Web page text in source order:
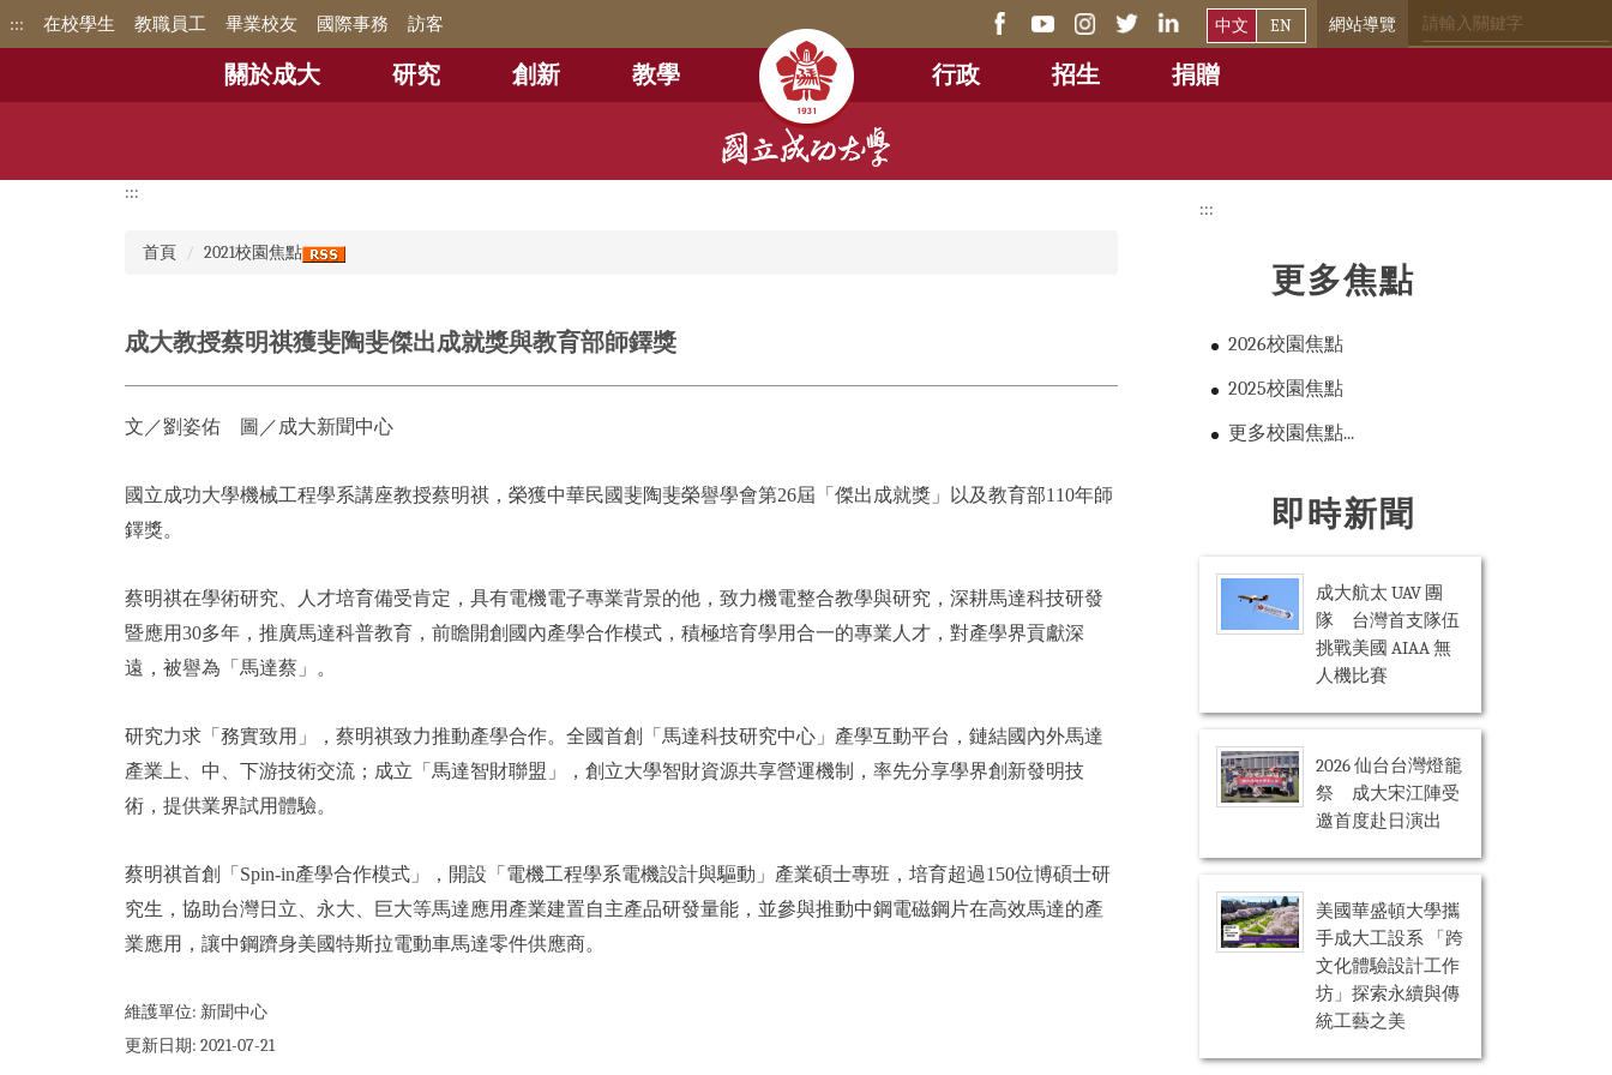
跳
::: 在校學生 教職員工 畢業校友 國際事務 訪客 網站導覽
關於成大 研究 創新 教學 行政 招生 捐贈
中文 EN
:::
首頁 2021校園焦點
成大教授蔡明祺獲斐陶斐傑出成就獎與教育部師鐸獎
文／劉姿佑 圖／成大新聞中心
國立成功大學機械工程學系講座教授蔡明祺，榮獲中華民國斐陶斐榮譽學會第26屆「傑出成就獎」以及教育部110年師
鐸獎。
蔡明祺在學術研究、人才培育備受肯定，具有電機電子專業背景的他，致力機電整合教學與研究，深耕馬達科技研發
暨應用30多年，推廣馬達科普教育，前瞻開創國內產學合作模式，積極培育學用合一的專業人才，對產學界貢獻深
遠，被譽為「馬達蔡」。
研究力求「務實致用」，蔡明祺致力推動產學合作。全國首創「馬達科技研究中心」產學互動平台，鏈結國內外馬達
產業上、中、下游技術交流；成立「馬達智財聯盟」，創立大學智財資源共享營運機制，率先分享學界創新發明技
術，提供業界試用體驗。
蔡明祺首創「Spin-in產學合作模式」，開設「電機工程學系電機設計與驅動」產業碩士專班，培育超過150位博碩士研
究生，協助台灣日立、永大、巨大等馬達應用產業建置自主產品研發量能，並參與推動中鋼電磁鋼片在高效馬達的產
業應用，讓中鋼躋身美國特斯拉電動車馬達零件供應商。
維護單位: 新聞中心
更新日期: 2021-07-21
:::
更多焦點
2026校園焦點
2025校園焦點
更多校園焦點...
即時新聞
成大航太 UAV 團
隊 台灣首支隊伍
挑戰美國 AIAA 無
人機比賽
2026 仙台台灣燈籠
祭 成大宋江陣受
邀首度赴日演出
美國華盛頓大學攜
手成大工設系 「跨
文化體驗設計工作
坊」探索永續與傳
統工藝之美